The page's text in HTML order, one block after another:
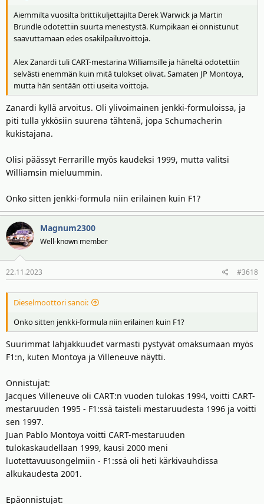
Aiemmilta vuosilta brittikuljettajilta Derek Warwick ja Martin
Brundle odotettiin suurta menestystä. Kumpikaan ei onnistunut
saavuttamaan edes osakilpailuvoittoja.
Alex Zanardi tuli CART-mestarina Williamsille ja häneltä odotettiin
selvästi enemmän kuin mitä tulokset olivat. Samaten JP Montoya,
mutta hän sentään otti useita voittoja.
Zanardi kyllä arvoitus. Oli ylivoimainen jenkki-formuloissa, ja
piti tulla ykkösiin suurena tähtenä, jopa Schumacherin
kukistajana.
Olisi päässyt Ferrarille myös kaudeksi 1999, mutta valitsi
Williamsin mieluummin.
Onko sitten jenkki-formula niin erilainen kuin F1?
Magnum2300
Well-known member
22.11.2023 #3618
Dieselmoottori sanoi:
Onko sitten jenkki-formula niin erilainen kuin F1?
Suurimmat lahjakkuudet varmasti pystyvät omaksumaan myös
F1:n, kuten Montoya ja Villeneuve näytti.
Onnistujat:
Jacques Villeneuve oli CART:n vuoden tulokas 1994, voitti CART-
mestaruuden 1995 - F1:ssä taisteli mestaruudesta 1996 ja voitti
sen 1997.
Juan Pablo Montoya voitti CART-mestaruuden
tulokaskaudellaan 1999, kausi 2000 meni
luotettavuusongelmiin - F1:ssä oli heti kärkivauhdissa
alkukaudesta 2001.
Epäonnistujat: